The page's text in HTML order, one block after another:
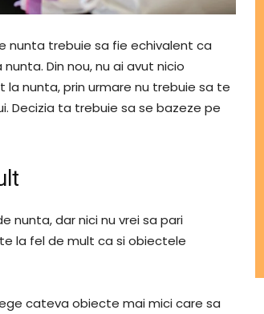
nunta trebuie sa fie echivalent ca
Din nou, nu ai avut nicio
nunta, prin urmare nu trebuie sa te
Decizia ta trebuie sa se bazeze pe
nunta, dar nici nu vrei sa pari
la fel de mult ca si obiectele
cateva obiecte mai mici care sa